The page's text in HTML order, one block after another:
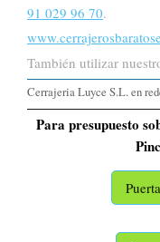
91 029 96 70.
También utilizar
Cerrajeria Luyce S.L. en
Para presupuesto